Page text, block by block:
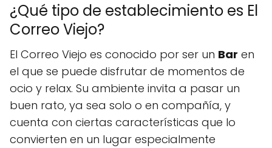
¿Qué tipo de establecimiento es El
Correo Viejo?
El Correo Viejo es conocido por ser un Bar en
el que se puede disfrutar de momentos de
ocio y relax. Su ambiente invita a pasar un
buen rato, ya sea solo o en compañía, y
cuenta con ciertas características que lo
convierten en un lugar especialmente